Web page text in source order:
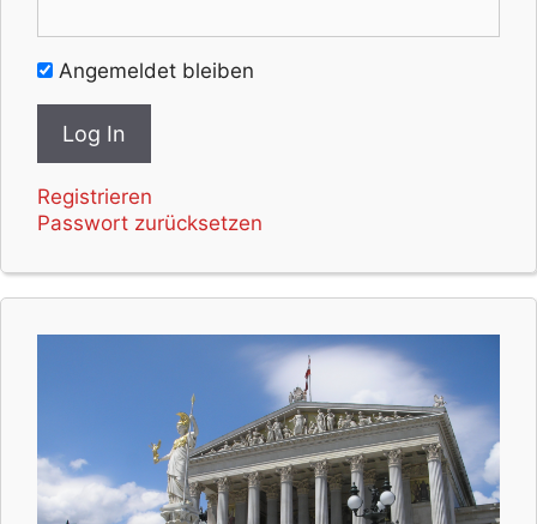
Angemeldet bleiben
Registrieren
Passwort zurücksetzen